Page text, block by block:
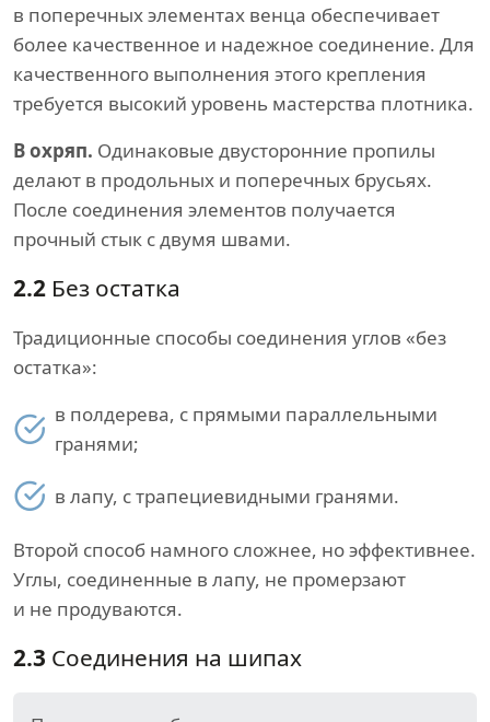
в поперечных элементах венца обеспечивает
более качественное и надежное соединение. Для
качественного выполнения этого крепления
требуется высокий уровень мастерства плотника.
В охряп. Одинаковые двусторонние пропилы
делают в продольных и поперечных брусьях.
После соединения элементов получается
прочный стык с двумя швами.
2.2 Без остатка
Традиционные способы соединения углов «без
остатка»:
в полдерева, с прямыми параллельными
гранями;
в лапу, с трапециевидными гранями.
Второй способ намного сложнее, но эффективнее.
Углы, соединенные в лапу, не промерзают
и не продуваются.
2.3 Соединения на шипах